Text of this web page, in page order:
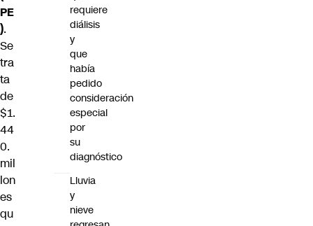
PE
).
Se
tra
ta
de
$1.
44
0.
mil
lon
es
qu
requiere
diálisis
y
que
había
pedido
consideración
especial
por
su
diagnóstico
Lluvia
y
nieve